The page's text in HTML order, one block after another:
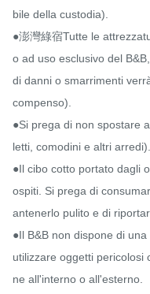
bile della custodia).
●澎灣綠宿Tutte le
o ad uso esclusivo del
di danni o smarrimenti
compenso).
●Si prega di non spostare
letti, comodini e altri arredi).
●Il cibo cotto portato dagli
ospiti. Si prega di
antenerlo pulito e di
●Il B&B non dispone di
utilizzare oggetti pericolosi
ne all'interno o all'esterno.